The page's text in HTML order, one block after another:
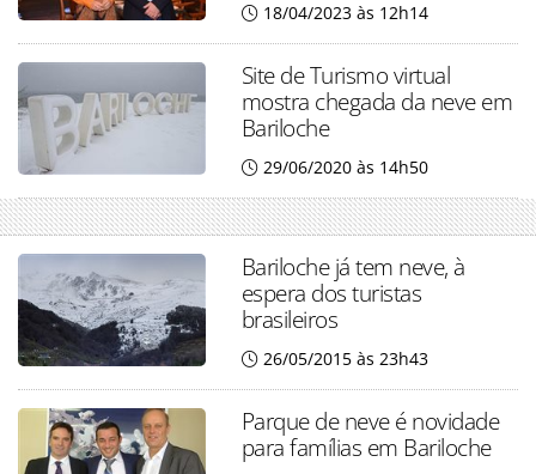
18/04/2023 às 12h14
Site de Turismo virtual
mostra chegada da neve em
Bariloche
29/06/2020 às 14h50
Bariloche já tem neve, à
espera dos turistas
brasileiros
26/05/2015 às 23h43
Parque de neve é novidade
para famílias em Bariloche